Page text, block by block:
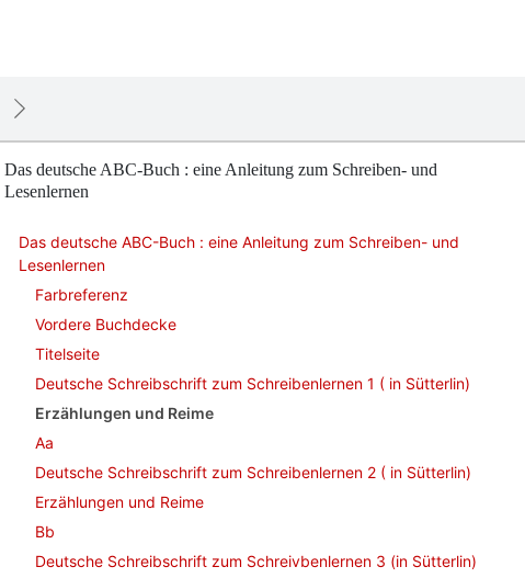
Das deutsche ABC-Buch : eine Anleitung zum Schreiben- und
Lesenlernen
Das deutsche ABC-Buch : eine Anleitung zum Schreiben- und
Lesenlernen
Farbreferenz
Vordere Buchdecke
Titelseite
Deutsche Schreibschrift zum Schreibenlernen 1 ( in Sütterlin)
Erzählungen und Reime
Aa
Deutsche Schreibschrift zum Schreibenlernen 2 ( in Sütterlin)
Erzählungen und Reime
Bb
Deutsche Schreibschrift zum Schreivbenlernen 3 (in Sütterlin)